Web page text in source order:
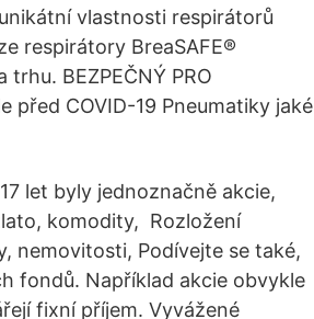
vlastnosti respirátorů
respirátory BreaSAFE®
BEZPEČNÝ PRO
před COVID-19 Pneumatiky jaké
let byly jednoznačně akcie,
komodity, Rozložení
nemovitosti, Podívejte se také,
fondů. Například akcie obvykle
fixní příjem. Vyvážené